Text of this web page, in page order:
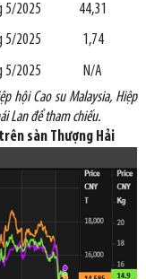
5/2025
44,31
5/2025 1,74
5/2025
N/A
hội Cao su Malaysia, Hiệp
Lan để tham chiếu.
sàn Thượng Hải